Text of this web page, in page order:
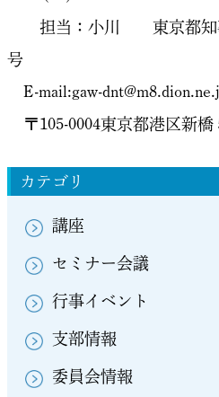
カテゴリ
講座
セミナー会議
行事イベント
支部情報
委員会情報
担当：小川 東京都知事
号
E-mail:gaw-
〒105-0004東京都港区新橋